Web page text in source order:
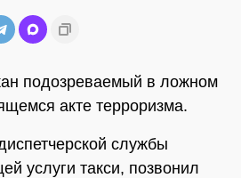
подозреваемый в ложном
акте терроризма.
службы
услуги такси, позвонил